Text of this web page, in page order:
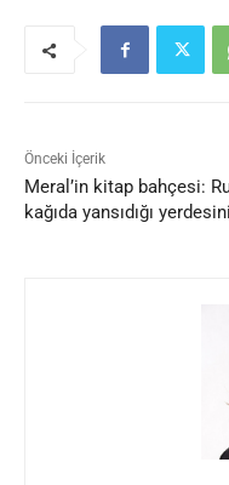
Önceki İçerik
Meral’in kitap bahçesi:
kağıda yansıdığı